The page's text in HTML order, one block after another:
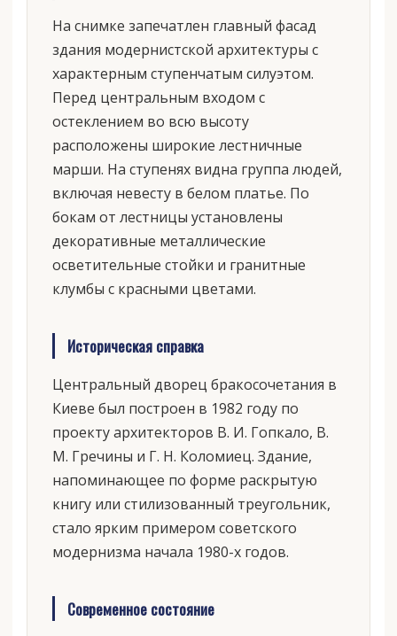
На снимке запечатлен главный фасад
здания модернистской архитектуры с
характерным ступенчатым силуэтом.
Перед центральным входом с
остеклением во всю высоту
расположены широкие лестничные
марши. На ступенях видна группа людей,
включая невесту в белом платье. По
бокам от лестницы установлены
декоративные металлические
осветительные стойки и гранитные
клумбы с красными цветами.
Историческая справка
Центральный дворец бракосочетания в
Киеве был построен в 1982 году по
проекту архитекторов В. И. Гопкало, В.
М. Гречины и Г. Н. Коломиец. Здание,
напоминающее по форме раскрытую
книгу или стилизованный треугольник,
стало ярким примером советского
модернизма начала 1980-х годов.
Современное состояние